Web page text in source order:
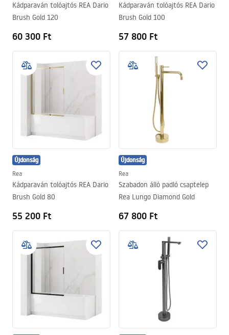
Kádparaván tolóajtós REA Dario
Brush Gold 120
60 300 Ft
Kádparaván tolóajtós REA Dario
Brush Gold 100
57 800 Ft
Újdonság
Rea
Kádparaván tolóajtós REA Dario
Brush Gold 80
55 200 Ft
Újdonság
Rea
Szabadon álló padló csaptelep
Rea Lungo Diamond Gold
67 800 Ft